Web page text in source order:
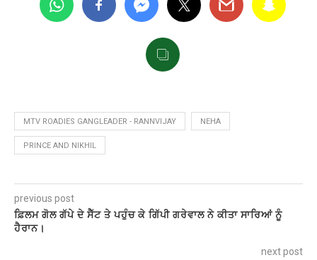
MTV ROADIES GANGLEADER - RANNVIJAY NEHA
PRINCE AND NIKHIL
previous post
ਫ਼ਿਲਮ ਗੋਲ ਗੱਪੇ ਦੇ ਸੈੱਟ ਤੇ ਪਹੁੰਚ ਕੇ ਗਿੱਪੀ ਗਰੇਵਾਲ ਨੇ ਕੀਤਾ ਸਾਰਿਆਂ ਨੂੰ
ਹੈਰਾਨ।
next post